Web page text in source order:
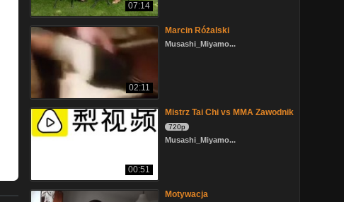
07:14
02:11
Marcin Różalski
Musashi_Miyamo...
00:51
Mistrz Tai Chi vs MMA Zawodnik
720p
Musashi_Miyamo...
Motywacja